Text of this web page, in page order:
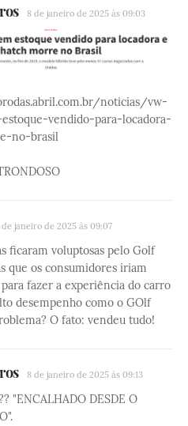
8 de janeiro de 2025 às 09:03
noticias/vw-
vendido-para-locadora-
no-brasil
de janeiro de 2025 às 09:07
ficaram voluptosas pelo Golf
que os consumidores iriam
fazer a experiência do carro
desempenho como o GOlf
O fato: vendeu tudo!
8 de janeiro de 2025 às 09:13
"ENCALHADO DESDE O